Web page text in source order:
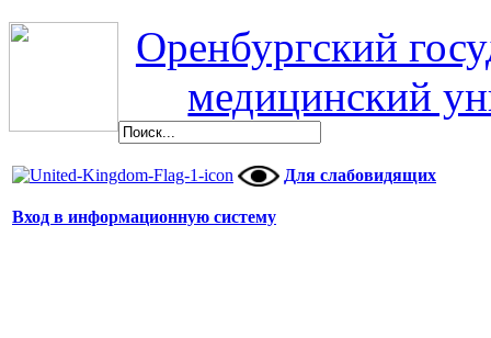
Оренбургский
медицинский
Для слабовидящих
Вход в информационную систему